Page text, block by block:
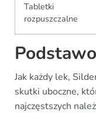
Tabletki
rozpuszczalne
Jak każdy lek,
skutki uboczne,
najczęstszych